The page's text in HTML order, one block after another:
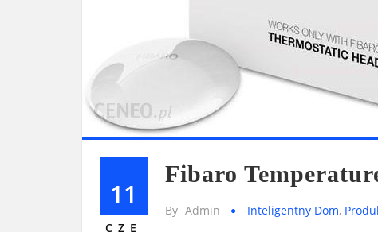
11
CZE
Fibaro
By Admin Inteligentny Dom,